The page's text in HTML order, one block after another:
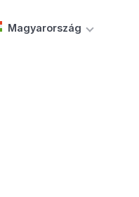
Magyarország